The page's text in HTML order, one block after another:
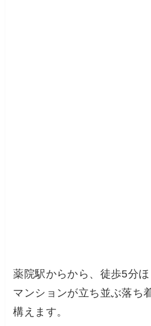
薬院駅からから、徒歩5分ほ
マンションが立ち並ぶ落ち
構えます。